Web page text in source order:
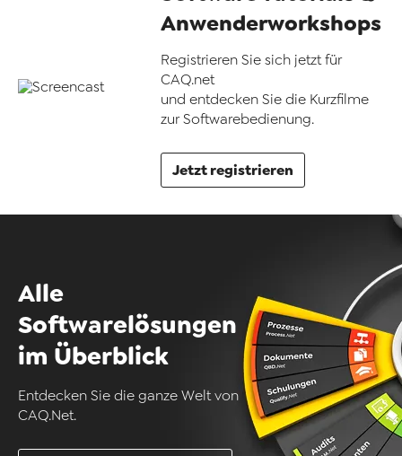
Anwenderworkshops
Registrieren Sie sich jetzt für
CAQ.net
und entdecken Sie die Kurzfilme
zur Softwarebedienung.
Jetzt registrieren
Alle
Softwarelösungen
im Überblick
Entdecken Sie die ganze Welt von
CAQ.Net.